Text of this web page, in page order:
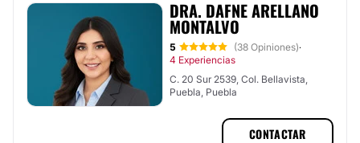
DRA. DAFNE ARELLANO
MONTALVO
5 (38 Opiniones)·
4 Experiencias
C. 20 Sur 2539, Col. Bellavista,
Puebla, Puebla
CONTACTAR